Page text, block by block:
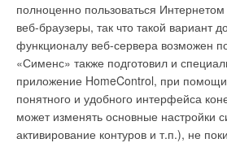
полноценно пользоваться
веб-браузеры, так что такой вариант
функционалу веб-сервера возможен
«Сименс» также подготовил и
приложение HomeControl, при помощи
понятного и удобного интерфейса
может изменять основные настройки
активирование контуров и т.п.), не